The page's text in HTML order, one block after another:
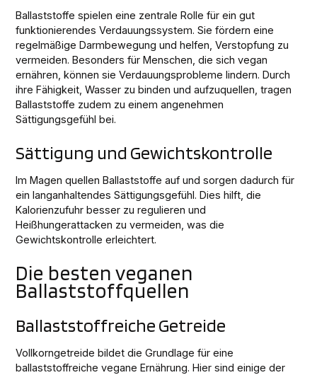
Ballaststoffe spielen eine zentrale Rolle für ein gut
funktionierendes Verdauungssystem. Sie fördern eine
regelmäßige Darmbewegung und helfen, Verstopfung zu
vermeiden. Besonders für Menschen, die sich vegan
ernähren, können sie Verdauungsprobleme lindern. Durch
ihre Fähigkeit, Wasser zu binden und aufzuquellen, tragen
Ballaststoffe zudem zu einem angenehmen
Sättigungsgefühl bei.
Sättigung und Gewichtskontrolle
Im Magen quellen Ballaststoffe auf und sorgen dadurch für
ein langanhaltendes Sättigungsgefühl. Dies hilft, die
Kalorienzufuhr besser zu regulieren und
Heißhungerattacken zu vermeiden, was die
Gewichtskontrolle erleichtert.
Die besten veganen
Ballaststoffquellen
Ballaststoffreiche Getreide
Vollkorngetreide bildet die Grundlage für eine
ballaststoffreiche vegane Ernährung. Hier sind einige der